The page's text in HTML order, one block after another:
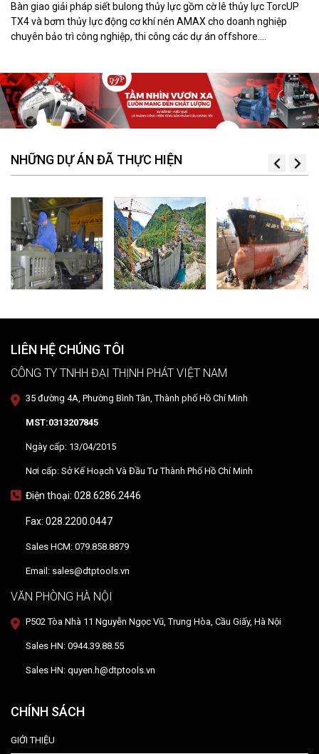
Bàn giao giải pháp siết bulong thủy lực gồm cờ lê thủy lực TorcUP
TX4 và bơm thủy lực động cơ khí nén AMAX cho doanh nghiệp
chuyên bảo trì công nghiệp, thi công các dự án offshore.
NHỮNG DỰ ÁN ĐÃ THỰC HIỆN
LIÊN HỆ CHÚNG TÔI
CÔNG TY TNHH ĐẠI THỊNH PHÁT VIỆT NAM
35 đường 4A, Phường Bình Tân, Thành phố Hồ Chí Minh
MST:0313207845
Ngày cấp: 13/04/2015
Nơi cấp: Sở Kế Hoạch Và Đầu Tư Thành Phố Hồ Chí Minh
Điện thoại: 028.6286.2446
Fax: 028.2200.0447
Sales HCM: 079.858.8879
Email: sales@dtptools.vn
VĂN PHÒNG HÀ NỘI
P502 Tòa Nhà 11 Nguyễn Ngọc Vũ, Trung Hòa, Cầu Giấy, Hà Nội
Sales HN: 0944.39.88.55
Sales HN: quyen.h@dtptools.vn
CHÍNH SÁCH
GIỚI THIỆU